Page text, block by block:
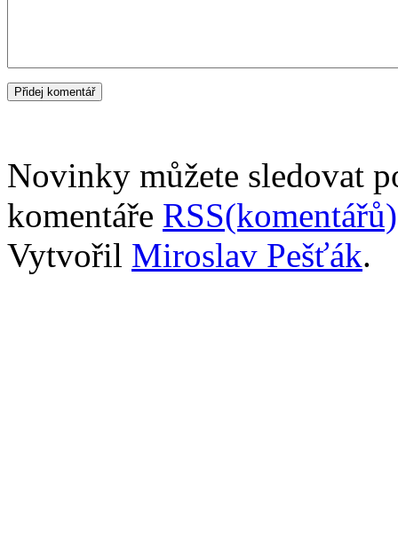
Novinky můžete sledovat
komentáře RSS(komentářů)
Vytvořil Miroslav Pešťák.